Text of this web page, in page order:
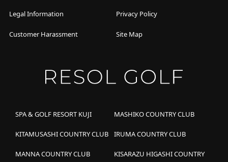
Legal Information Privacy Policy
Customer Harassment Site Map
SPA & GOLF RESORT KUJI MASHIKO COUNTRY CLUB
KITAMUSASHI COUNTRY CLUB IRUMA COUNTRY CLUB
MANNA COUNTRY CLUB
KISARAZU HIGASHI COUNTRY